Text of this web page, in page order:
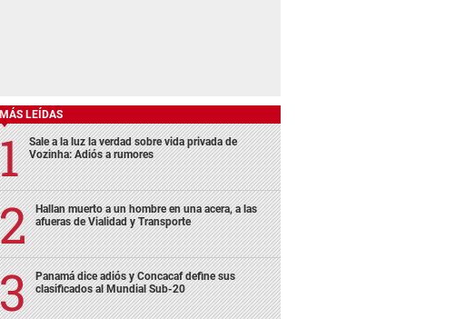
MÁS LEÍDAS
Sale a la luz la verdad sobre vida privada de
Vozinha: Adiós a rumores
Hallan muerto a un hombre en una acera, a las
afueras de Vialidad y Transporte
Panamá dice adiós y Concacaf define sus
clasificados al Mundial Sub-20